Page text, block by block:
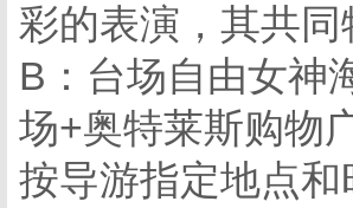
彩的表演，其共
B：台场自由女神
场+奥特莱斯购物
按导游指定地点